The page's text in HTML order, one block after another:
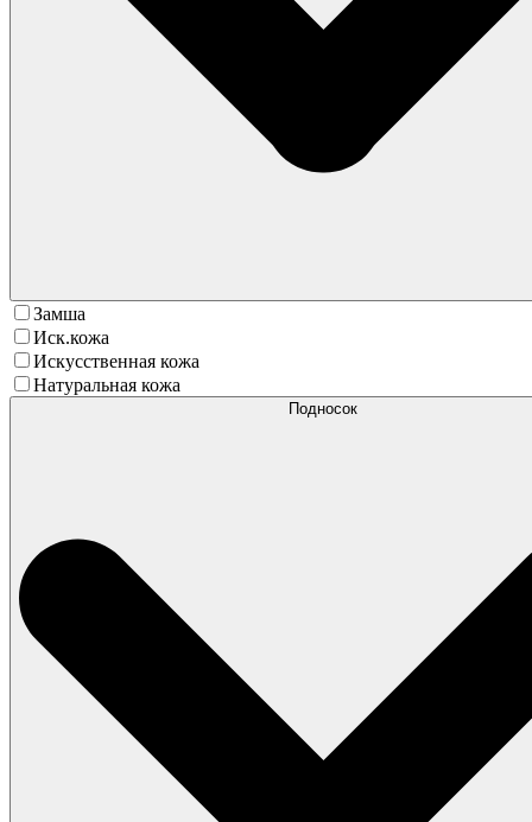
Замша
Иск.кожа
Искусственная кожа
Натуральная кожа